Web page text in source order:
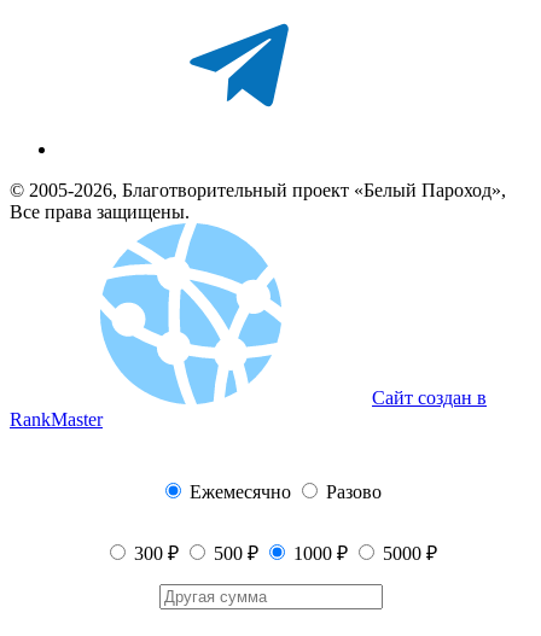
© 2005-2026, Благотворительный проект «Белый Пароход»,
Все права защищены.
Сайт создан в
RankMaster
Ежемесячно Разово
300 ₽ 500 ₽ 1000 ₽ 5000 ₽